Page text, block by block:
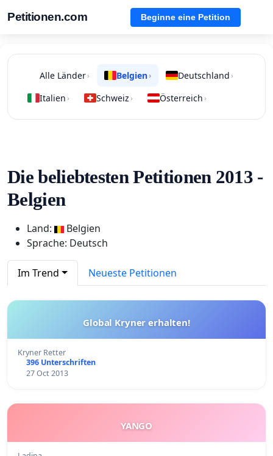
Petitionen.com Beginne eine Petition
Alle Länder› Belgien› Deutschland ›
Italien › Schweiz › Österreich ›
Die beliebtesten Petitionen 2013 -
Belgien
Land:
Belgien
Sprache: Deutsch
Im Trend Neueste Petitionen
Global Kryner erhalten!
Kryner Retter
396 Unterschriften
27 Oct 2013
YANGO